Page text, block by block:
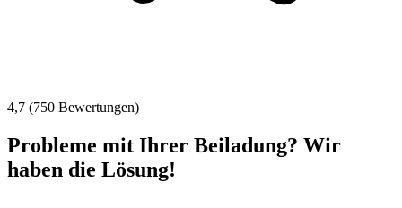
4,7 (750 Bewertungen)
Probleme mit Ihrer Beiladung? Wir
haben die Lösung!